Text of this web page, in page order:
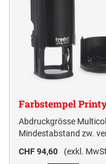
Farbstempel
Abdruckgrösse
Mindestabstand zw.
CHF 94,60
(exkl.